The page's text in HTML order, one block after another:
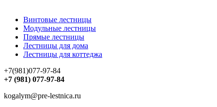
Винтовые лестницы
Модульные лестницы
Прямые лестницы
Лестницы для дома
Лестницы для коттеджа
+7(981)077-97-84
+7 (981) 077-97-84
kogalym@pre-lestnica.ru